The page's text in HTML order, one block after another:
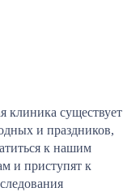
клиника существует
и праздников,
к нашим
и приступят к